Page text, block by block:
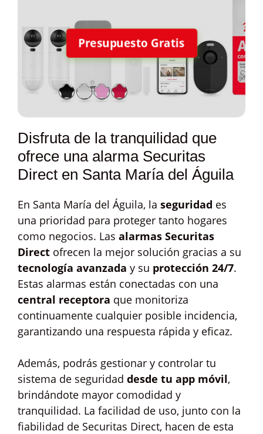
Presupuesto Gratis
Disfruta de la tranquilidad que
ofrece una alarma Securitas
Direct en Santa María del Águila
En Santa María del Águila, la seguridad es
una prioridad para proteger tanto hogares
como negocios. Las alarmas Securitas
Direct ofrecen la mejor solución gracias a su
tecnología avanzada y su protección 24/7.
Estas alarmas están conectadas con una
central receptora que monitoriza
continuamente cualquier posible incidencia,
garantizando una respuesta rápida y eficaz.
Además, podrás gestionar y controlar tu
sistema de seguridad desde tu app móvil,
brindándote mayor comodidad y
tranquilidad. La facilidad de uso, junto con la
fiabilidad de Securitas Direct, hacen de esta